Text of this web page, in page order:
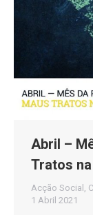
Abril –
Tratos
Acção Social ,
1 Abril 2021